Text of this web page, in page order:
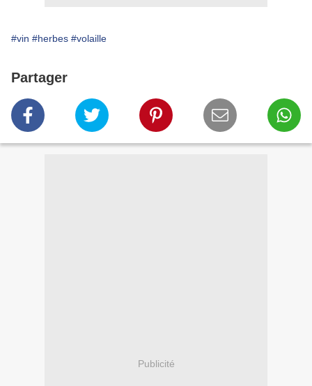
#vin #herbes #volaille
Partager
Publicité